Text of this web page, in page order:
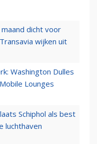
dicht voor
wijken uit
Washington Dulles
Lounges
Schiphol als best
luchthaven